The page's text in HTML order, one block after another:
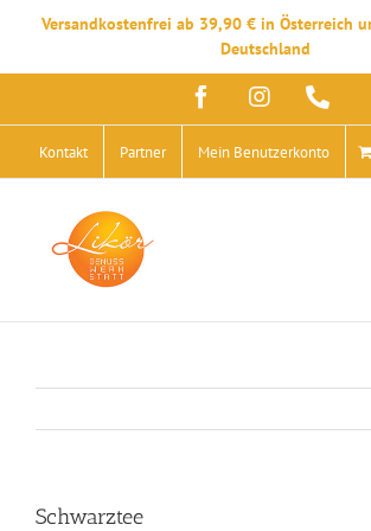
Versandkostenfrei ab 39,90 € in Österreich
Deutschland
springen
FacebookInstagram
Kontakt Partner Mein Benutzerkonto
Schwarztee